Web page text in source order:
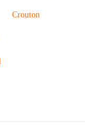
Crouton